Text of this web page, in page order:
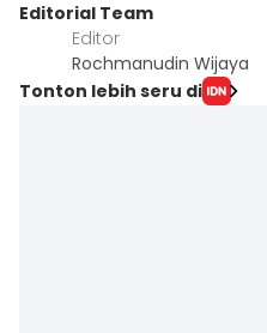
Editorial Team
Editor
Rochmanudin Wijaya
Tonton lebih seru di